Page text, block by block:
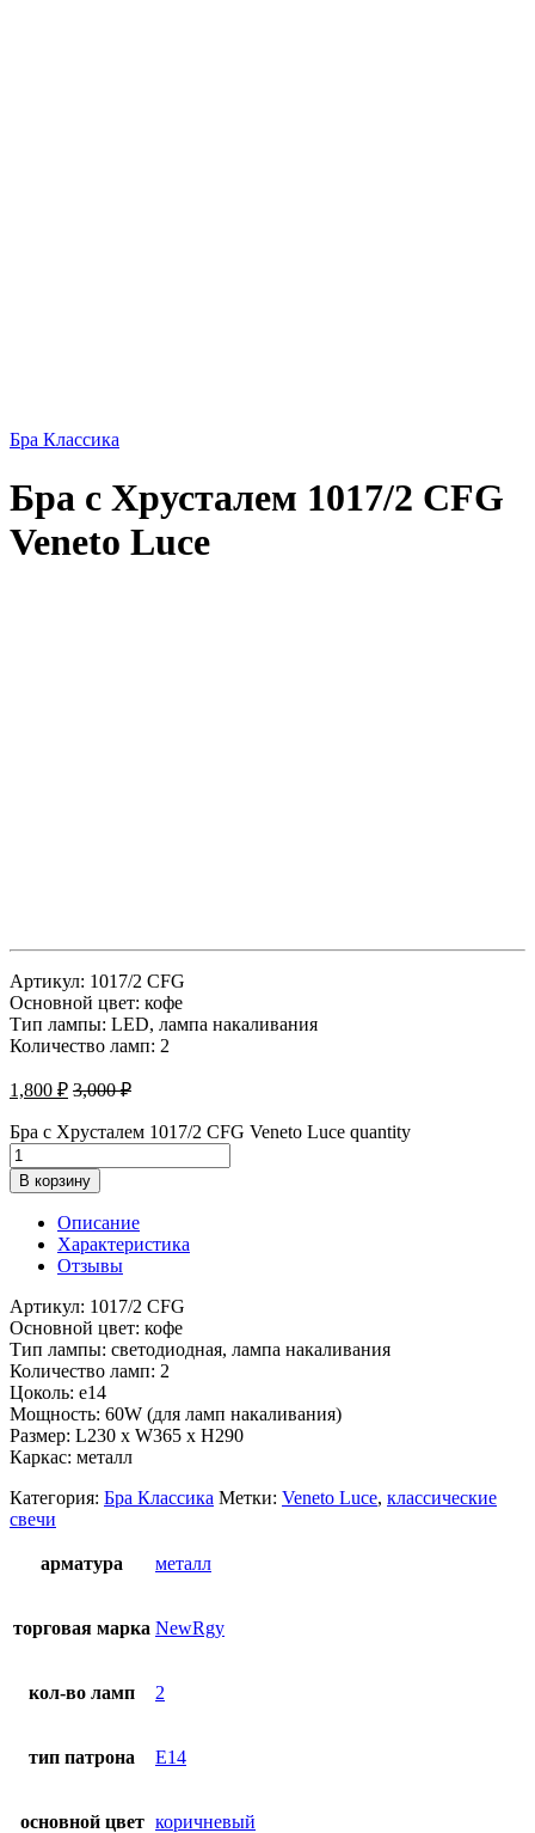
Бра Классика
Бра с Хрусталем 1017/2 CFG
Veneto Luce
Артикул: 1017/2 CFG
Основной цвет: кофе
Тип лампы: LED, лампа накаливания
Количество ламп: 2
1,800 ₽ 3,000₽
Бра с Хрусталем 1017/2 CFG Veneto Luce quantity
В корзину
Описание
Характеристика
Отзывы
Артикул: 1017/2 CFG
Основной цвет: кофе
Тип лампы: светодиодная, лампа накаливания
Количество ламп: 2
Цоколь: e14
Мощность: 60W (для ламп накаливания)
Размер: L230 x W365 x H290
Каркас: металл
Категория: Бра Классика Метки: Veneto Luce, классические
свечи
арматура металл
торговая марка NewRgy
кол-во ламп 2
тип патрона E14
основной цвет коричневый